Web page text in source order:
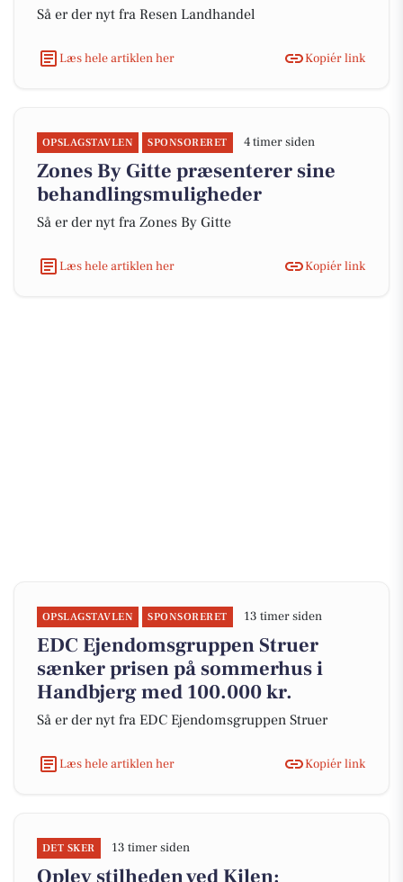
Så er der nyt fra Resen Landhandel
Læs hele artiklen her Kopiér link
OPSLAGSTAVLEN SPONSORERET 4 timer siden
Zones By Gitte præsenterer sine
behandlingsmuligheder
Så er der nyt fra Zones By Gitte
Læs hele artiklen her Kopiér link
OPSLAGSTAVLEN SPONSORERET 13 timer siden
EDC Ejen­doms­grup­pen Struer
sænker prisen på sommerhus i
Handbjerg med 100.000 kr.
Så er der nyt fra EDC Ejen­doms­grup­pen Struer
Læs hele artiklen her Kopiér link
DET SKER 13 timer siden
Oplev stilheden ved Kilen: